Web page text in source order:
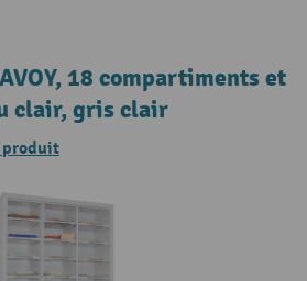
18 compartiments et
clair, gris clair
produit